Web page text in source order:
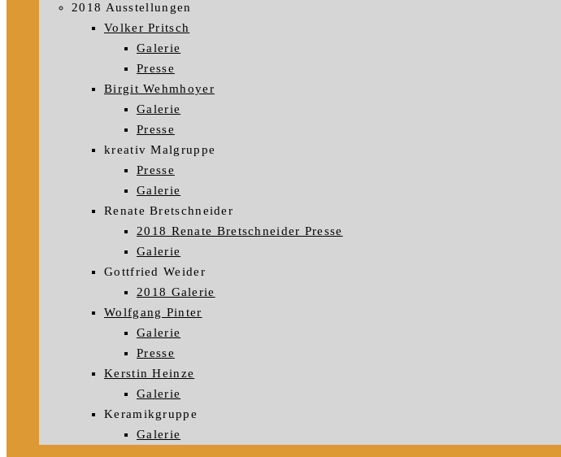
2018 Ausstellungen
Volker Pritsch
Galerie
Presse
Birgit Wehmhoyer
Galerie
Presse
kreativ Malgruppe
Presse
Galerie
Renate Bretschneider
2018 Renate Bretschneider Presse
Galerie
Gottfried Weider
2018 Galerie
Wolfgang Pinter
Galerie
Presse
Kerstin Heinze
Galerie
Keramikgruppe
Galerie